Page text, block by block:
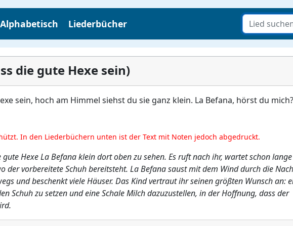
Alphabetisch Liederbücher
die gute Hexe sein)
sein, hoch am Himmel siehst du sie ganz klein. La Befana, hörst du
In den Liederbüchern unten ist der Text mit Noten jedoch abgedruckt.
Hexe La Befana klein dort oben zu sehen. Es ruft nach ihr, wartet schon
der vorbereitete Schuh bereitsteht. La Befana saust mit dem Wind durch die
und beschenkt viele Häuser. Das Kind vertraut ihr seinen größten Wunsch an:
Schuh zu setzen und eine Schale Milch dazuzustellen, in der Hoffnung, dass der